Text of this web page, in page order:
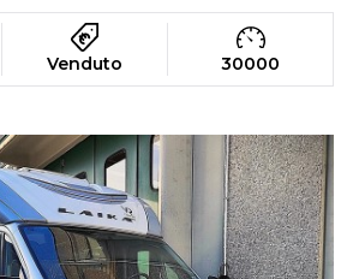
Venduto 30000